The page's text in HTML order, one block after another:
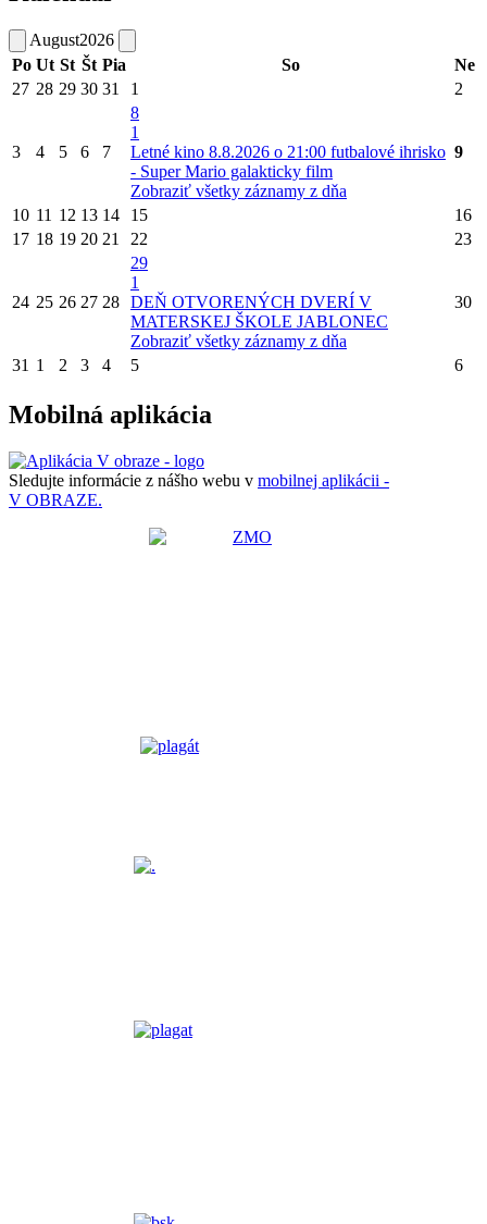
August2026
Po Ut St Št Pia So
Ne
27 28 29 30 31 1 2
3 4 5 6 7
8
1
Letné kino 8.8.2026 o 21:00 futbalové ihrisko
- Super Mario galakticky film
Zobraziť všetky záznamy z dňa
9
10 11 12 13 14 15
16
17 18 19 20 21 22 23
24 25 26 27 28
29
1
DEŇ OTVORENÝCH DVERÍ V
MATERSKEJ ŠKOLE JABLONEC
Zobraziť všetky záznamy z dňa
30
31 1 2 3 4 5 6
Mobilná aplikácia
Sledujte informácie z nášho webu v mobilnej aplikácii -
V OBRAZE.